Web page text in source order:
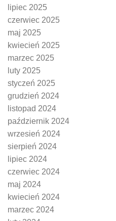
lipiec 2025
czerwiec 2025
maj 2025
kwiecień 2025
marzec 2025
luty 2025
styczeń 2025
grudzień 2024
listopad 2024
październik 2024
wrzesień 2024
sierpień 2024
lipiec 2024
czerwiec 2024
maj 2024
kwiecień 2024
marzec 2024